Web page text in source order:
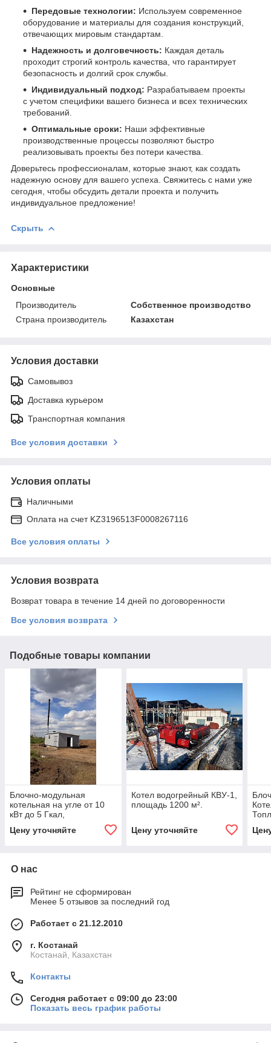
Передовые технологии: Используем современное
оборудование и материалы для создания конструкций,
отвечающих мировым стандартам.
Надежность и долговечность: Каждая деталь
проходит строгий контроль качества, что гарантирует
безопасность и долгий срок службы.
Индивидуальный подход: Разрабатываем проекты
с учетом специфики вашего бизнеса и всех технических
требований.
Оптимальные сроки: Наши эффективные
производственные процессы позволяют быстро
реализовывать проекты без потери качества.
Доверьтесь профессионалам, которые знают, как создать
надежную основу для вашего успеха. Свяжитесь с нами уже
сегодня, чтобы обсудить детали проекта и получить
индивидуальное предложение!
Скрыть
Характеристики
Основные
Производитель
Собственное производство
Страна производитель
Казахстан
Условия доставки
Самовывоз
Доставка курьером
Транспортная компания
Все условия доставки
Условия оплаты
Наличными
Оплата на счет KZ3196513F0008267116
Все условия оплаты
Условия возврата
Возврат товара в течение 14 дней по договоренности
Все условия возврата
Подобные товары компании
Блочно-модульная
котельная на угле от 10
кВт до 5 Гкал,
производство, доставка и
монтаж
Цену уточняйте
Котел водогрейный КВУ-1,
площадь 1200 м².
Цену уточняйте
О нас
Рейтинг не сформирован
Менее 5 отзывов за последний год
Работает с 21.12.2010
г. Костанай
Костанай, Казахстан
Контакты
Сегодня работает с 09:00 до 23:00
Показать весь график работы